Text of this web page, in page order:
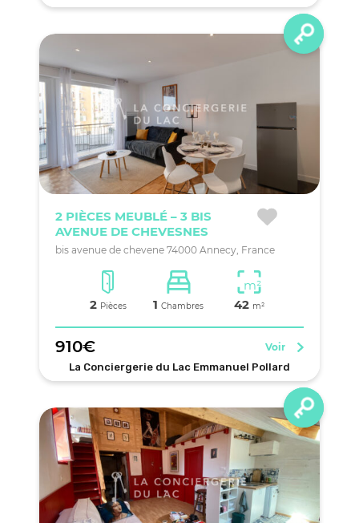
2 PIÈCES MEUBLÉ – 3 BIS
AVENUE DE CHEVESNES
bis avenue de chevene 74000 Annecy, France
2 Pièces 1Chambres
m²
42 m²
910€
Voir
La Conciergerie du Lac Emmanuel Pollard